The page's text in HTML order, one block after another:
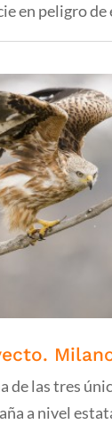
en peligro
de las tres
a nivel